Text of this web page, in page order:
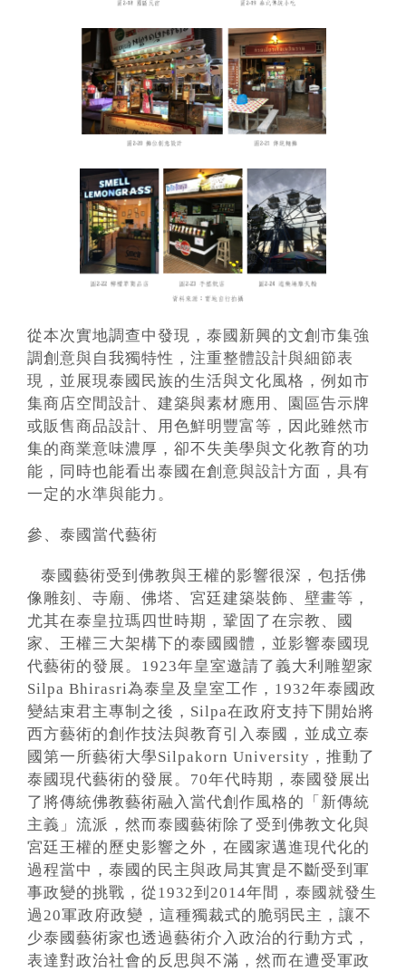
從本次實地調查中發現，泰國新興的文創市集強
調創意與自我獨特性，注重整體設計與細節表
現，並展現泰國民族的生活與文化風格，例如市
集商店空間設計、建築與素材應用、園區告示牌
或販售商品設計、用色鮮明豐富等，因此雖然市
集的商業意味濃厚，卻不失美學與文化教育的功
能，同時也能看出泰國在創意與設計方面，具有
一定的水準與能力。
參、泰國當代藝術
泰國藝術受到佛教與王權的影響很深，包括佛
像雕刻、寺廟、佛塔、宮廷建築裝飾、壁畫等，
尤其在泰皇拉瑪四世時期，鞏固了在宗教、國
家、王權三大架構下的泰國國體，並影響泰國現
代藝術的發展。1923年皇室邀請了義大利雕塑家
Silpa Bhirasri為泰皇及皇室工作，1932年泰國政
變結束君主專制之後，Silpa在政府支持下開始將
西方藝術的創作技法與教育引入泰國，並成立泰
國第一所藝術大學Silpakorn University，推動了
泰國現代藝術的發展。70年代時期，泰國發展出
了將傳統佛教藝術融入當代創作風格的「新傳統
主義」流派，然而泰國藝術除了受到佛教文化與
宮廷王權的歷史影響之外，在國家邁進現代化的
過程當中，泰國的民主與政局其實是不斷受到軍
事政變的挑戰，從1932到2014年間，泰國就發生
過20軍政府政變，這種獨裁式的脆弱民主，讓不
少泰國藝術家也透過藝術介入政治的行動方式，
表達對政治社會的反思與不滿，然而在遭受軍政